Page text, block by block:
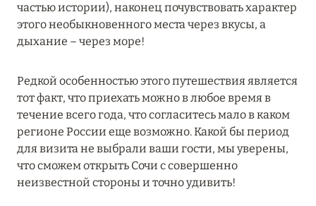
Подробнее
RIXOS PREMIUM SAADIYAT ISLAND ABU DHABI:
КОНЦЕПЦИЯ «ВСЁ ВКЛЮЧЕНО – ВСЁ
ЭКСКЛЮЗИВНО»
Подробнее
частью истории), наконец почувствовать характер
этого необыкновенного места через вкусы, а
дыхание – через море!
Редкой особенностью этого путешествия является
тот факт, что приехать можно в любое время в
течение всего года, что согласитесь мало в каком
регионе России еще возможно. Какой бы период
для визита не выбрали ваши гости, мы уверены,
что сможем открыть Сочи с совершенно
неизвестной стороны и точно удивить!